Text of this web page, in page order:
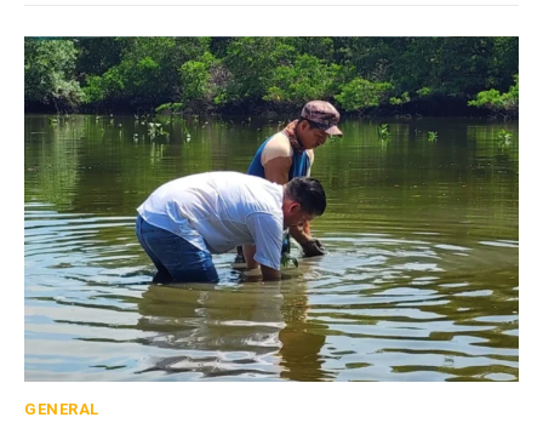
GENERAL